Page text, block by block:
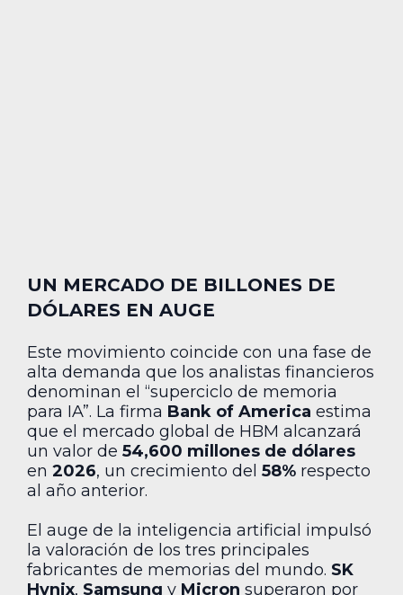
UN MERCADO DE BILLONES DE
DÓLARES EN AUGE
Este movimiento coincide con una fase de
alta demanda que los analistas financieros
denominan el “superciclo de memoria
para IA”. La firma Bank of America estima
que el mercado global de HBM alcanzará
un valor de 54,600 millones de dólares
en 2026, un crecimiento del 58% respecto
al año anterior.
El auge de la inteligencia artificial impulsó
la valoración de los tres principales
fabricantes de memorias del mundo. SK
Hynix, Samsung y Micron superaron por